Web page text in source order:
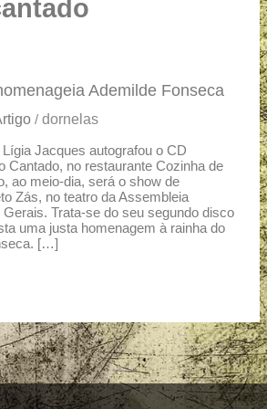
e
Ademilde Fonseca
/dornelas
Jacques autografou o CD
Cantado, no restaurante Cozinha de
ao meio-dia, será o show de
Zás, no teatro da Assembleia
Gerais. Trata-se do seu segundo disco
uma justa homenagem à rainha do
[…]